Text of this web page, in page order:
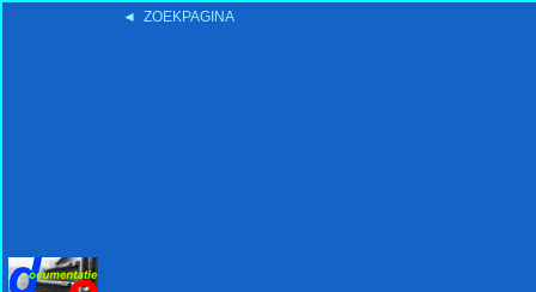
◄ ZOEKPAGINA
'15:19 19-2-2008